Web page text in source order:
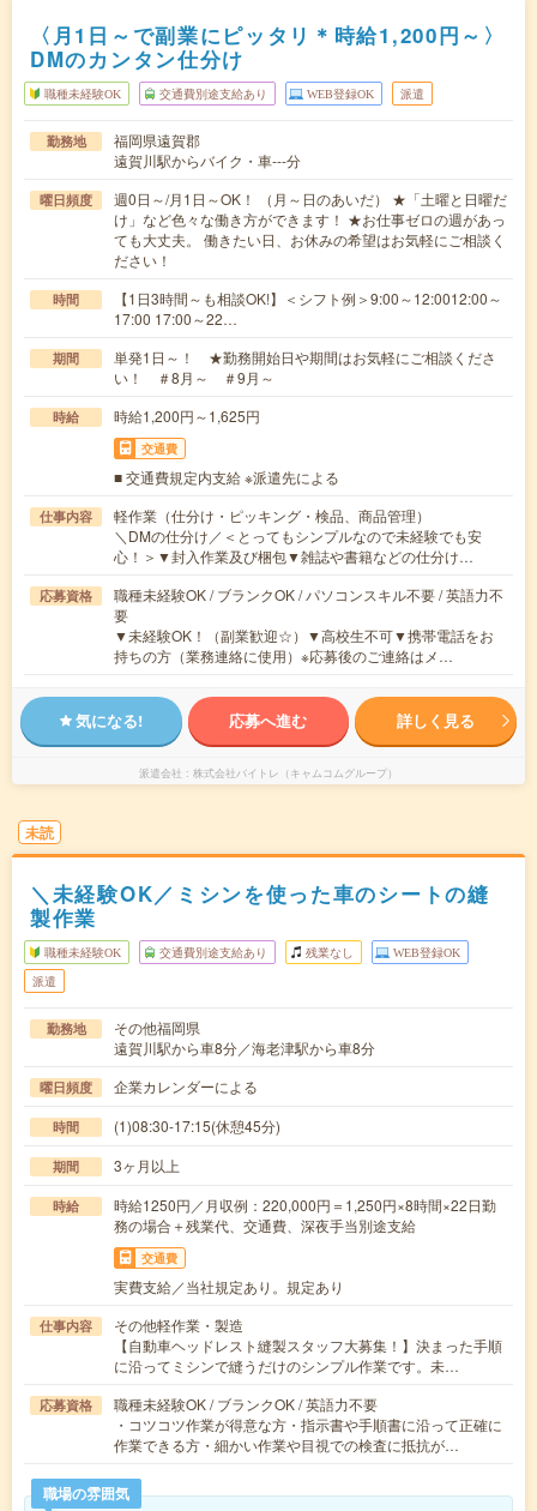
〈月1日～で副業にピッタリ＊時給1,200円～〉
DMのカンタン仕分け
職種未経験OK 交通費別途支給あり WEB登録OK 派遣
勤務地
福岡県遠賀郡
遠賀川駅からバイク・車---分
曜日頻度
週0日～/月1日～OK！ （月～日のあいだ） ★「土曜と日曜だ
け」など色々な働き方ができます！ ★お仕事ゼロの週があっ
ても大丈夫。 働きたい日、お休みの希望はお気軽にご相談く
ださい！
時間
【1日3時間～も相談OK!】＜シフト例＞9:00～12:0012:00～
17:00 17:00～22…
期間
単発1日～！ ★勤務開始日や期間はお気軽にご相談くださ
い！ ＃8月～ ＃9月～
時給 時給1,200円～1,625円
交通費
■ 交通費規定内支給 ※派遣先による
仕事内容
軽作業（仕分け・ピッキング・検品、商品管理）
＼DMの仕分け／＜とってもシンプルなので未経験でも安
心！＞▼封入作業及び梱包▼雑誌や書籍などの仕分け…
応募資格
職種未経験OK / ブランクOK / パソコンスキル不要 / 英語力不
要
▼未経験OK！（副業歓迎☆）▼高校生不可▼携帯電話をお
持ちの方（業務連絡に使用）※応募後のご連絡はメ…
気になる! 応募へ進む 詳しく見る
派遣会社 株式会社バイトレ（キャムコムグループ）
未読
＼未経験OK／ミシンを使った車のシートの縫
製作業
職種未経験OK 交通費別途支給あり 残業なし WEB登録OK
派遣
勤務地
その他福岡県
遠賀川駅から車8分／海老津駅から車8分
曜日頻度 企業カレンダーによる
時間 (1)08:30-17:15(休憩45分)
期間 3ヶ月以上
時給
時給1250円／月収例：220,000円＝1,250円×8時間×22日勤
務の場合＋残業代、交通費、深夜手当別途支給
交通費
実費支給／当社規定あり。規定あり
仕事内容
その他軽作業・製造
【自動車ヘッドレスト縫製スタッフ大募集！】決まった手順
に沿ってミシンで縫うだけのシンプル作業です。未…
応募資格
職種未経験OK / ブランクOK / 英語力不要
・コツコツ作業が得意な方・指示書や手順書に沿って正確に
作業できる方・細かい作業や目視での検査に抵抗が…
職場の雰囲気